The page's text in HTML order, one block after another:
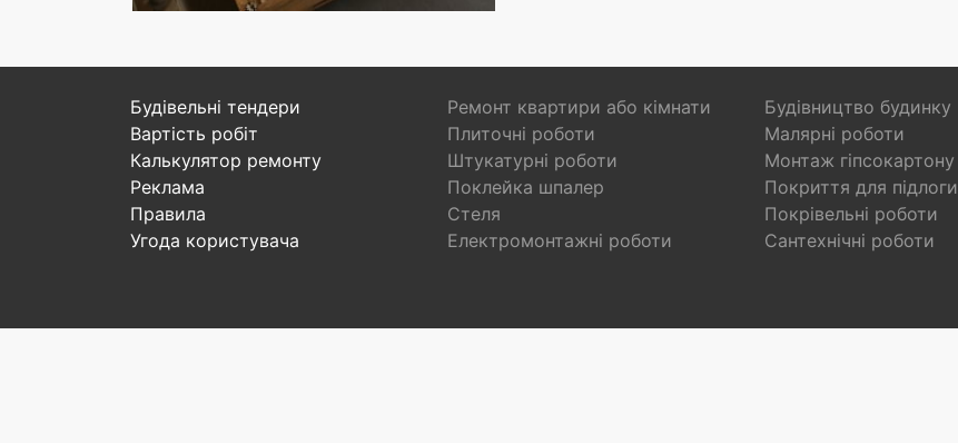
Будівельні тендери
Вартість робіт
Калькулятор ремонту
Реклама
Правила
Угода користувача
Ремонт квартири або кімнати
Будівництво будинку
Плиточні роботи
Малярні роботи
Штукатурні роботи
Монтаж гіпсокартону
Поклейка шпалер
Покриття для підлоги
Стеля
Покрівельні роботи
Електромонтажні роботи
Сантехнічні роботи